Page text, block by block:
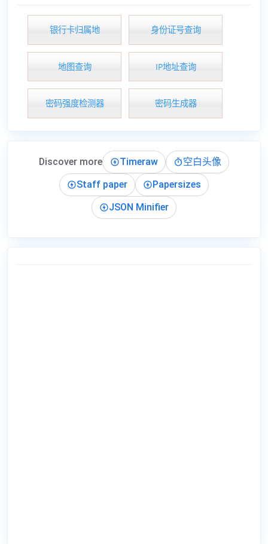
银行卡归属地 身份证号查询
地图查询 IP地址查询
密码强度检测器 密码生成器
Discover more Timeraw
空白头像
Staff paper
Papersizes
JSON Minifier